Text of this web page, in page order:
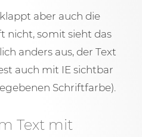
aber auch die
nicht, somit sieht das
anders aus, der Text
auch mit IE sichtbar
Schriftfarbe).
Text mit